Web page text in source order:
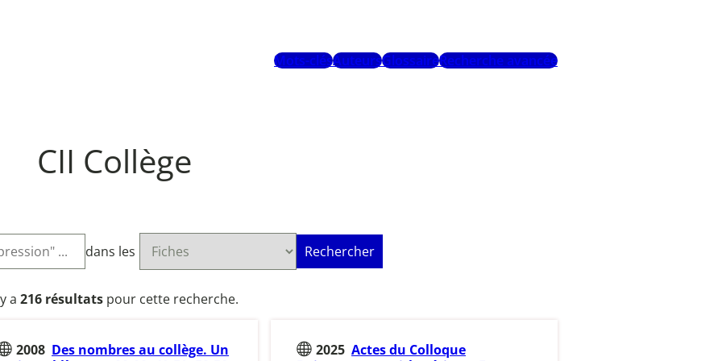
Mots-clésAuteursGlossaireRecherche avancée
CII Collège
dans les Rechercher
a 216 résultats pour cette recherche.
2008 Des nombres au collège. Un
2025 Actes du Colloque